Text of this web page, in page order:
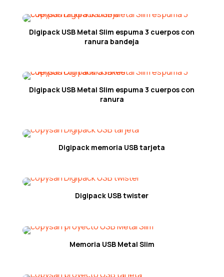
Digipack USB Metal Slim espuma 3 cuerpos con
ranura bandeja
Digipack USB Metal Slim espuma 3 cuerpos con
ranura
Digipack memoria USB tarjeta
Digipack USB twister
Memoria USB Metal Slim